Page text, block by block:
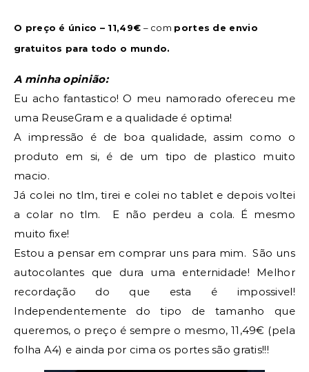
O preço é único – 11,49€ – com portes de envio
gratuitos para todo o mundo.
A minha opinião:
Eu acho fantastico! O meu namorado ofereceu me
uma ReuseGram e a qualidade é optima!
A impressão é de boa qualidade, assim como o
produto em si, é de um tipo de plastico muito
macio.
Já colei no tlm, tirei e colei no tablet e depois voltei
a colar no tlm. E não perdeu a cola. É mesmo
muito fixe!
Estou a pensar em comprar uns para mim. São uns
autocolantes que dura uma enternidade! Melhor
recordação do que esta é impossivel!
Independentemente do tipo de tamanho que
queremos, o preço é sempre o mesmo, 11,49€ (pela
folha A4) e ainda por cima os portes são gratis!!!